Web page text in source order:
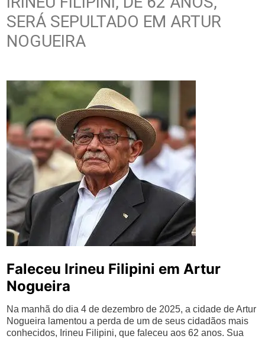
SERÁ SEPULTADO EM ARTUR
NOGUEIRA
Faleceu Irineu Filipini em Artur
Nogueira
Na manhã do dia 4 de dezembro de 2025, a cidade de Artur
Nogueira lamentou a perda de um de seus cidadãos mais
conhecidos, Irineu Filipini, que faleceu aos 62 anos. Sua